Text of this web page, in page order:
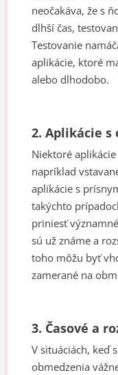
neočakáva, že s
dlhší čas,
Testovanie
aplikácie, ktoré
alebo dlhodobo.
2. Aplikácie
Niektoré
napríklad
aplikácie s
takýchto
priniesť
sú už známe a
toho môžu byť
zamerané na
3. Časové a
V situáciách, keď
obmedzenia